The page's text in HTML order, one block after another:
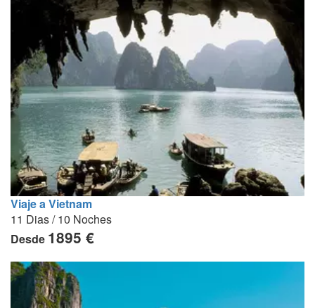
Viaje a Vietnam
11 Dias / 10 Noches
Desde 1895 €